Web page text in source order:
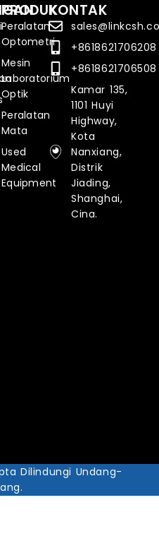
PRODUK
Peralatan
Optometri
Mesin
Laboratorium
Optik
Peralatan
Mata
Used
Medical
Equipment
KONTAK
+8618621706208
+8618621706508
Kamar 135,
1101 Huyi
Highway,
Kota
Nanxiang,
Distrik
Jiading,
Shanghai,
Cina.
Dilindungi Undang-